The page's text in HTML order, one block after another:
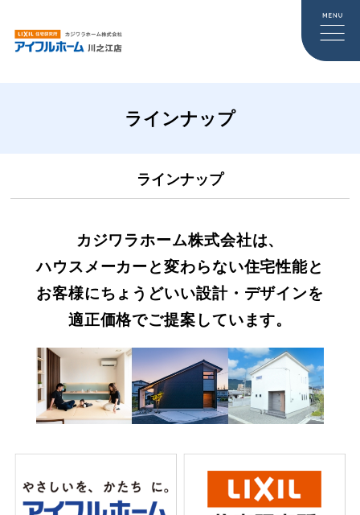
ラインナップ
ラインナップ
カジワラホーム株式会社は、
ハウスメーカーと変わらない住宅性能と
お客様にちょうどいい設計・デザインを
適正価格でご提案しています。